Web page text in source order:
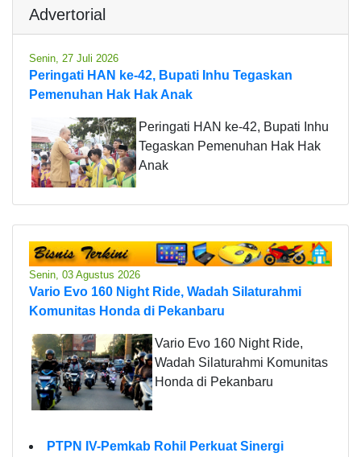
Advertorial
Senin, 27 Juli 2026
Peringati HAN ke-42, Bupati Inhu Tegaskan
Pemenuhan Hak Hak Anak
Peringati HAN ke-42, Bupati Inhu
Tegaskan Pemenuhan Hak Hak
Anak
Senin, 03 Agustus 2026
Vario Evo 160 Night Ride, Wadah Silaturahmi
Komunitas Honda di Pekanbaru
Vario Evo 160 Night Ride,
Wadah Silaturahmi Komunitas
Honda di Pekanbaru
PTPN IV-Pemkab Rohil Perkuat Sinergi